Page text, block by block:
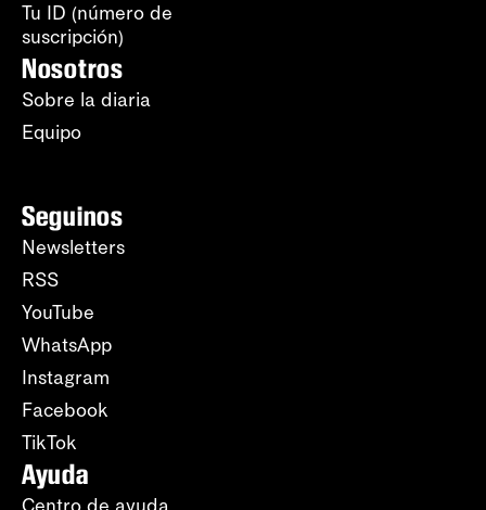
Tu ID (número de
suscripción)
Nosotros
Sobre la diaria
Equipo
Seguinos
Newsletters
RSS
YouTube
WhatsApp
Instagram
Facebook
TikTok
Ayuda